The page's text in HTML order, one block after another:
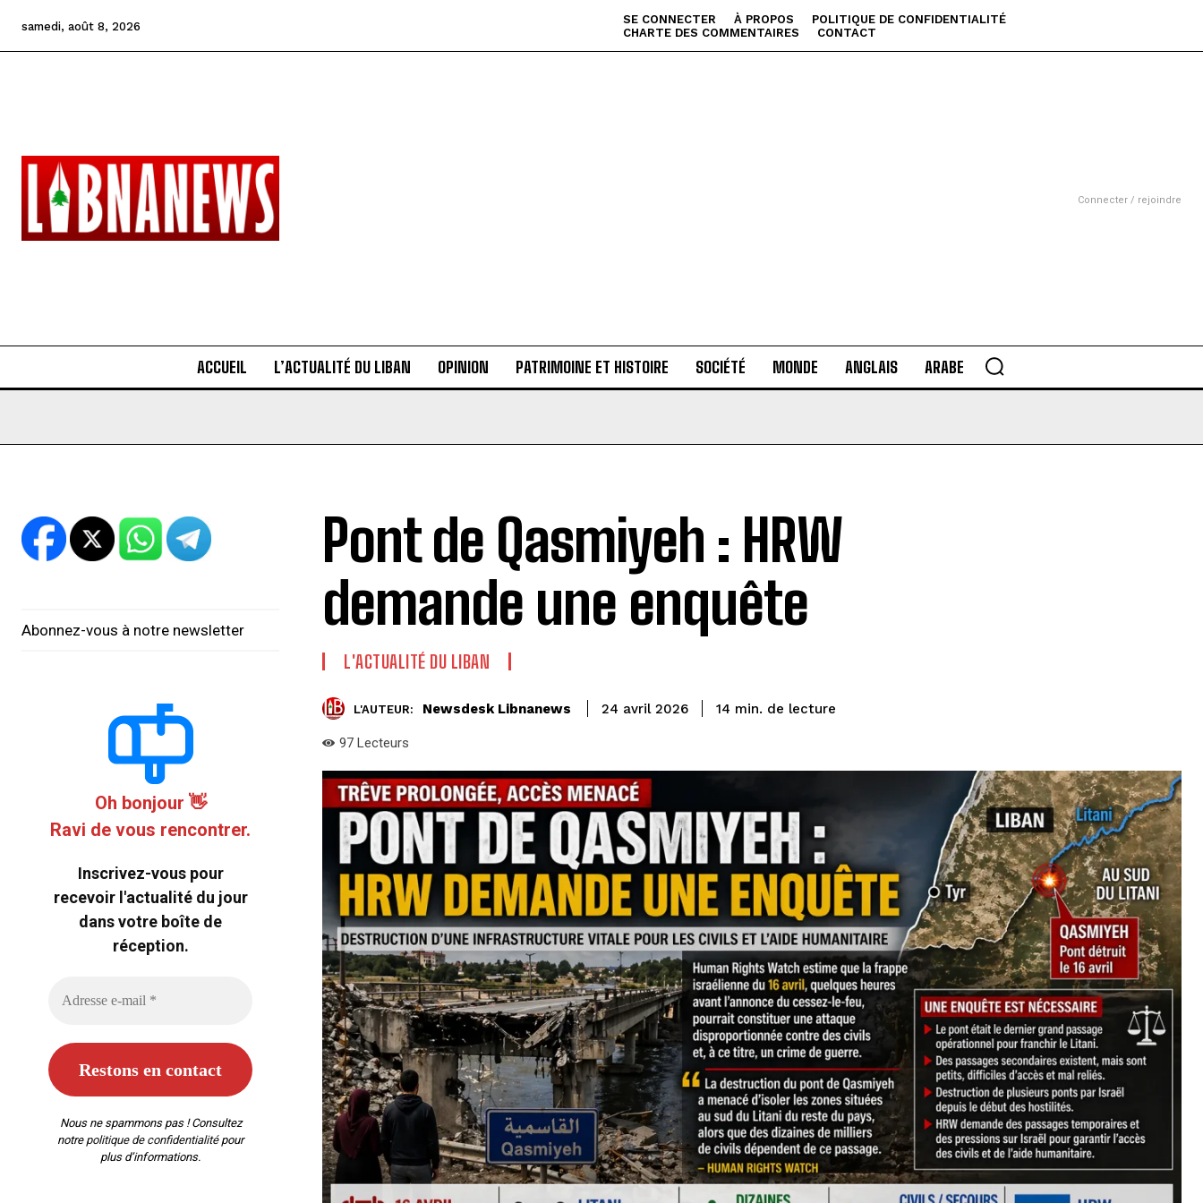
samedi, août 8, 2026 SE CONNECTER À PROPOS
POLITIQUE DE CONFIDENTIALITÉ
CHARTE DES COMMENTAIRES
CONTACT
Connecter / rejoindre
ACCUEIL L’ACTUALITÉ DU LIBAN OPINION PATRIMOINE ET HISTOIRE SOCIÉTÉ MONDE ANGLAIS ARABE
Abonnez-vous à notre newsletter
Oh bonjour 👋
Ravi de vous rencontrer.
Inscrivez-vous pour
recevoir l'actualité du jour
dans votre boîte de
réception.
Nous ne spammons pas ! Consultez
notre politique de confidentialitépour
plus d’informations.
Pont de Qasmiyeh : HRW
demande une enquête
L'ACTUALITÉ DU LIBAN
L'AUTEUR: Newsdesk Libnanews 24 avril 2026 14 min. de lecture
97 Lecteurs